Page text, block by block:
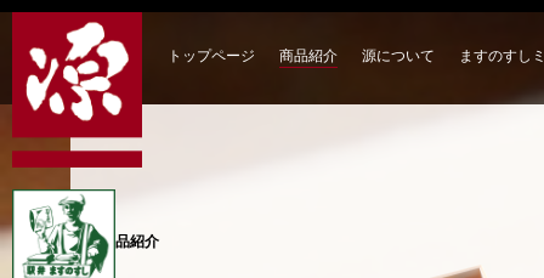
トップページ 商品紹介 源について ますのすし
商品紹介